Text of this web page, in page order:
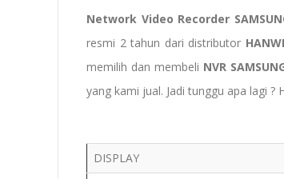
Network Video Recorder
resmi 2 tahun dari distributor
memilih dan membeli NVR
yang kami jual. Jadi tunggu apa lagi ?
DISPLAY